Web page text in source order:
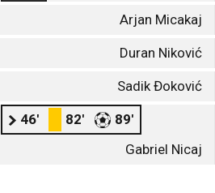
Arjan Micakaj
Duran Niković
Sadik Đoković
46' 82'
89'
Gabriel Nicaj